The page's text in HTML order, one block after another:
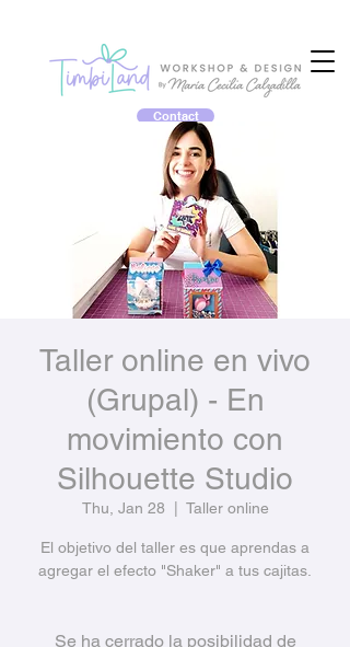
Contact
Taller online en vivo
(Grupal) - En
movimiento con
Silhouette Studio
Thu, Jan 28 Taller online
El objetivo del taller es que aprendas a
agregar el efecto "Shaker" a tus cajitas.
Se ha cerrado la posibilidad de